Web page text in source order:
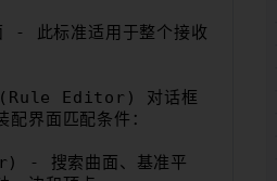
- 此标准适用于整个接收
”(Rule Editor) 对话框
配界面匹配条件：
- 搜索曲面、基准平